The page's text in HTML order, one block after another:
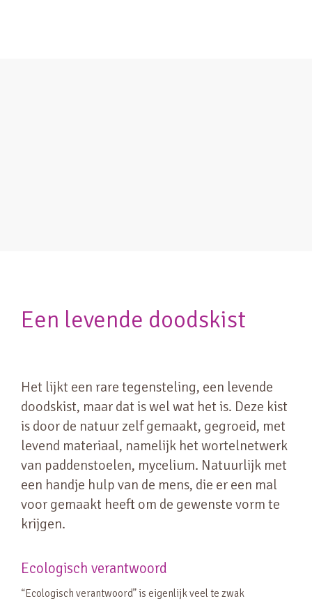
Een levende doodskist
Het lijkt een rare tegensteling, een levende
doodskist, maar dat is wel wat het is. Deze kist
is door de natuur zelf gemaakt, gegroeid, met
levend materiaal, namelijk het wortelnetwerk
van paddenstoelen, mycelium. Natuurlijk met
een handje hulp van de mens, die er een mal
voor gemaakt heeft om de gewenste vorm te
krijgen.
Ecologisch verantwoord
“Ecologisch verantwoord” is eigenlijk veel te zwak